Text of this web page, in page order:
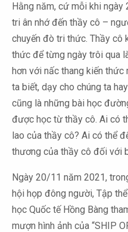
Hằng năm, cứ mỗi khi ngày
tri ân nhớ đến thầy cô –
chuyến đò tri thức. Thầy cô
thức để từng ngày trôi qua
hơn với nấc thang kiến
ta biết, dạy cho chúng ta
cũng là những bài học
được học từ thầy cô. Ai có
lao của thầy cô? Ai có thể
thương của thầy cô đối với
Ngày 20/11 năm 2021,
hội họp đông người, Tập
học Quốc tế Hồng Bàng
mượn hình ảnh của “SHIP